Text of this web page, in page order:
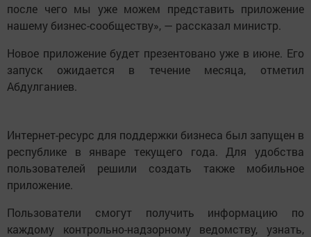
после чего мы уже можем представить приложение
нашему бизнес-сообществу», — рассказал министр.
Новое приложение будет презентовано уже в июне. Его
запуск ожидается в течение месяца, отметил
Абдулганиев.
Интернет-ресурс для поддержки бизнеса был запущен в
республике в январе текущего года. Для удобства
пользователей решили создать также мобильное
приложение.
Пользователи смогут получить информацию по
каждому контрольно-надзорному ведомству, узнать,